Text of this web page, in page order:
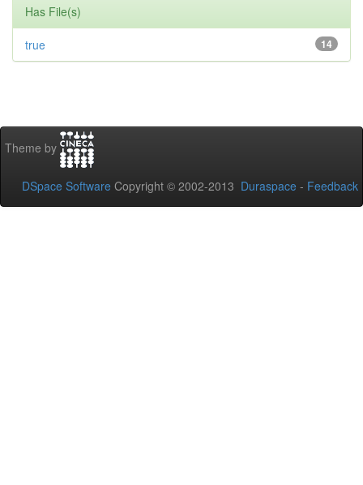
Has File(s)
14
true
Theme by
DSpace Software Copyright © 2002-2013 Duraspace - Feedback